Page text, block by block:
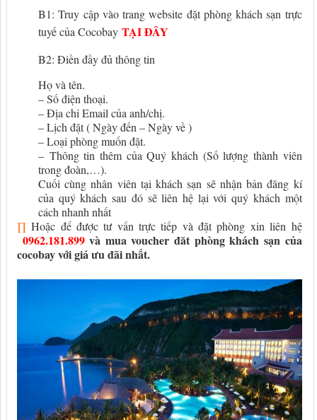
B1: Truy cập vào trang website đặt phòng khách sạn trực
tuyế của Cocobay TẠI ĐÂY
B2: Điền đầy đủ thông tin
Họ và tên.
– Số điện thoại.
– Địa chỉ Email của anh/chị.
– Lịch đặt ( Ngày đến – Ngày về )
– Loại phòng muốn đặt.
– Thông tin thêm của Quý khách (Số lượng thành viên
trong đoàn,…).
Cuối cùng nhân viên tại khách sạn sẽ nhận bản đăng kí
của quý khách sau đó sẽ liên hệ lại với quý khách một
cách nhanh nhất
∏ Hoặc để được tư vấn trực tiếp và đặt phòng xin liên hệ
0962.181.899và mua voucher đăt phòng khách sạn của
cocobay với giá ưu đãi nhất.